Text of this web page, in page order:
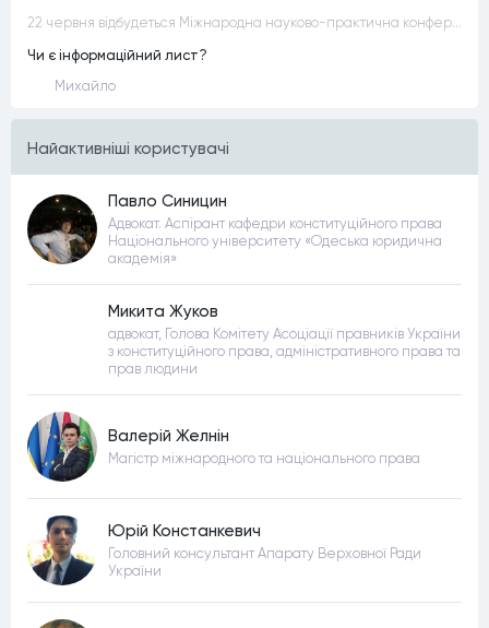
22 червня відбудеться Міжнародна науково-практична конференція “Конституційна демократія в умовах загроз територіальній цілісності та національній безпеці”
Чи є інформаційний лист?
Михайло
Найактивнiшi користувачi
Павло Синицин
Адвокат. Аспірант кафедри конституційного права
Національного університету «Одеська юридична
академія»
Микита Жуков
адвокат, Голова Комітету Асоціації правників України
з конституційного права, адміністративного права та
прав людини
Валерій Желнін
Магістр міжнародного та національного права
Юрій Констанкевич
Головний консультант Апарату Верховної Ради
України